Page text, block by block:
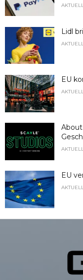
Lidl
EU
EU